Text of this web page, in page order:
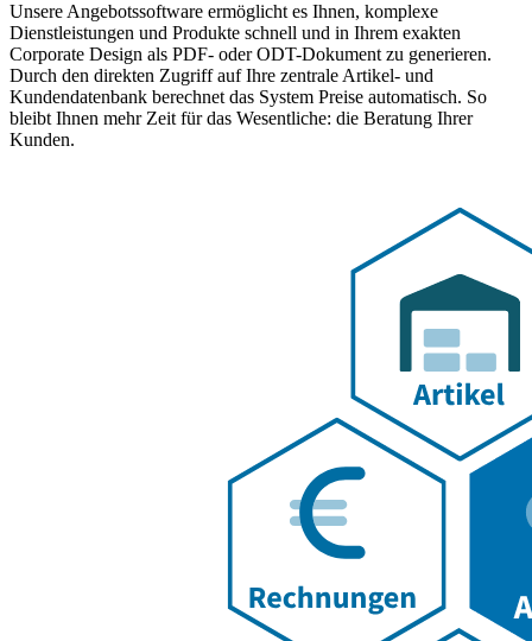
Unsere Angebotssoftware ermöglicht es Ihnen, komplexe
Dienstleistungen und Produkte schnell und in Ihrem exakten
Corporate Design als PDF- oder ODT-Dokument zu generieren.
Durch den direkten Zugriff auf Ihre zentrale Artikel- und
Kundendatenbank berechnet das System Preise automatisch. So
bleibt Ihnen mehr Zeit für das Wesentliche: die Beratung Ihrer
Kunden.